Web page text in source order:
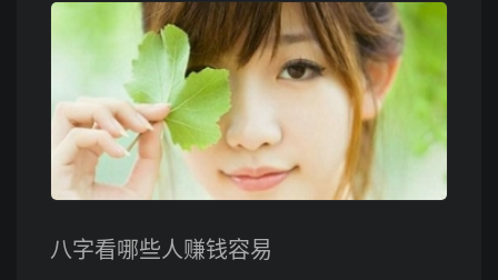
八字看哪些人赚钱容易